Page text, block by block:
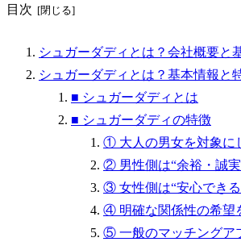
目次
シュガーダディとは？会社概要と
シュガーダディとは？基本情報と
■ シュガーダディとは
■ シュガーダディの特徴
① 大人の男女を対象に
② 男性側は“余裕・誠
③ 女性側は“安心でき
④ 明確な関係性の希望
⑤ 一般のマッチングア